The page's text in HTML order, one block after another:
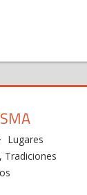
Lugares
, Tradiciones
en